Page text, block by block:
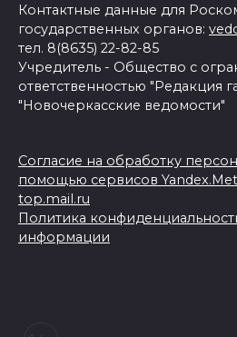
Контактные данные для
государственных органов:
тел. 8(8635) 22-82-85
Учредитель - Общество с
ответственностью "Редакция
"Новочеркасские ведомости"
Согласие на обработку
помощью сервисов
top.mail.ru
Политика
информации